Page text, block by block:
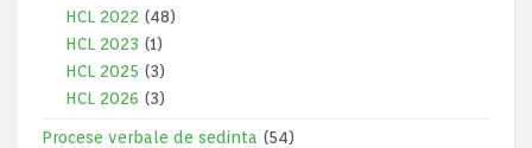
HCL 2022 (48)
HCL 2023 (1)
HCL 2025 (3)
HCL 2026 (3)
Procese verbale de sedinta (54)